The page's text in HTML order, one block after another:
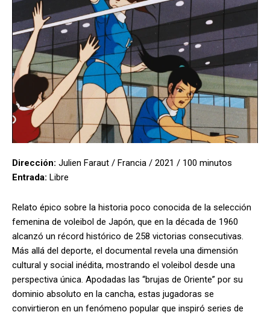
Dirección: Julien Faraut / Francia / 2021 / 100 minutos
Entrada: Libre
Relato épico sobre la historia poco conocida de la selección
femenina de voleibol de Japón, que en la década de 1960
alcanzó un récord histórico de 258 victorias consecutivas.
Más allá del deporte, el documental revela una dimensión
cultural y social inédita, mostrando el voleibol desde una
perspectiva única. Apodadas las “brujas de Oriente” por su
dominio absoluto en la cancha, estas jugadoras se
convirtieron en un fenómeno popular que inspiró series de